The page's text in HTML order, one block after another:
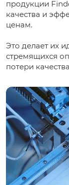
продукции
качества и
ценам.
Это делает их
стремящихся
потери качества